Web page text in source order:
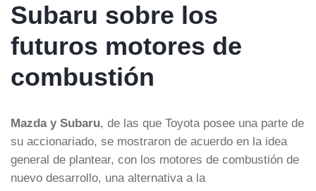
Subaru sobre los
futuros motores de
combustión
Mazda y Subaru, de las que Toyota posee una parte de
su accionariado, se mostraron de acuerdo en la idea
general de plantear, con los motores de combustión de
nuevo desarrollo, una alternativa a la